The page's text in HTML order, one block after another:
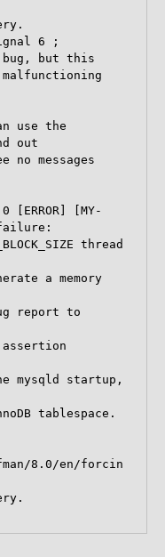
6 ;
but this
use the
out
no messages
[ERROR] [MY-
thread
a memory
report to
mysqld startup,
tablespace.
8.0/en/forcin